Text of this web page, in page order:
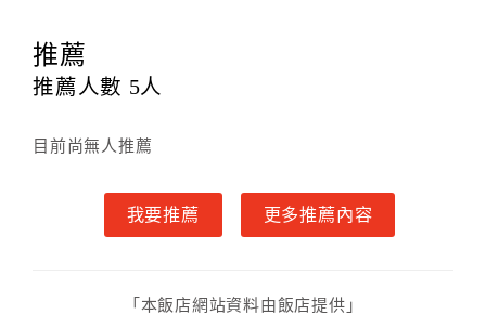
本契約之房價經雙方合意，依網路售價計費（含稅
金及服務費），乙方除提供住宿外，尚包括（依預訂專
第四條（入住、退房時間）
第五條（付款方式）
甲、乙雙方同意本契約之付款方式依乙方提供方
第六條（定金或預收房價總金額之收取）
推薦
推薦人數 5人
目前尚無人推薦
我要推薦 更多推薦內容
「本飯店網站資料由飯店提供」